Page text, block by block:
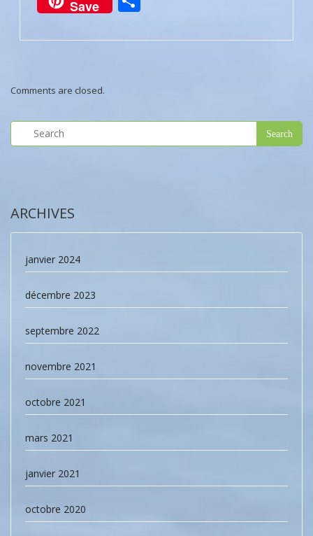
Save
Comments are closed.
ARCHIVES
janvier 2024
décembre 2023
septembre 2022
novembre 2021
octobre 2021
mars 2021
janvier 2021
octobre 2020